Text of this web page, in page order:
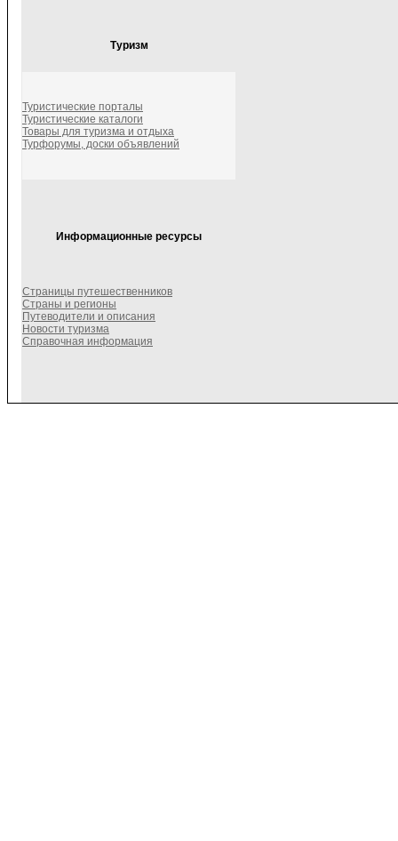
Туризм
Туристические порталы
Туристические каталоги
Товары для туризма и отдыха
Турфорумы, доски объявлений
Информационные ресурсы
Страницы путешественников
Страны и регионы
Путеводители и описания
Новости туризма
Справочная информация